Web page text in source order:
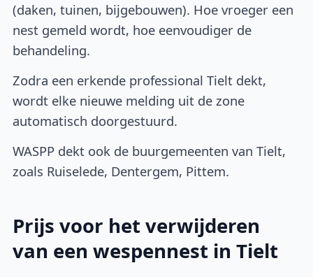
(daken, tuinen, bijgebouwen). Hoe vroeger een
nest gemeld wordt, hoe eenvoudiger de
behandeling.
Zodra een erkende professional Tielt dekt,
wordt elke nieuwe melding uit de zone
automatisch doorgestuurd.
WASPP dekt ook de buurgemeenten van Tielt,
zoals Ruiselede, Dentergem, Pittem.
Prijs voor het verwijderen
van een wespennest in Tielt